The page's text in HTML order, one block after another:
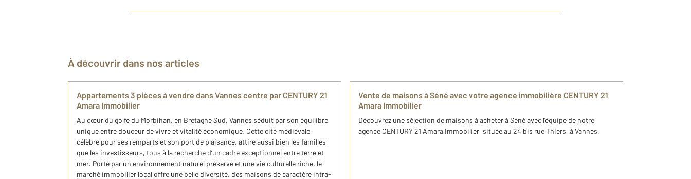
À découvrir dans nos articles
Appartements 3 pièces à vendre dans Vannes centre par CENTURY 21
Amara Immobilier
Au cœur du golfe du Morbihan, en Bretagne Sud, Vannes séduit par son équilibre
unique entre douceur de vivre et vitalité économique. Cette cité médiévale,
célèbre pour ses remparts et son port de plaisance, attire aussi bien les familles
que les investisseurs, tous à la recherche d’un cadre exceptionnel entre terre et
mer. Porté par un environnement naturel préservé et une vie culturelle riche, le
marché immobilier local offre une belle diversité, des maisons de caractère intra-
Vente de maisons à Séné avec votre agence immobilière CENTURY 21
Amara Immobilier
Découvrez une sélection de maisons à acheter à Séné avec l'équipe de notre
agence CENTURY 21 Amara Immobilier, située au 24 bis rue Thiers, à Vannes.